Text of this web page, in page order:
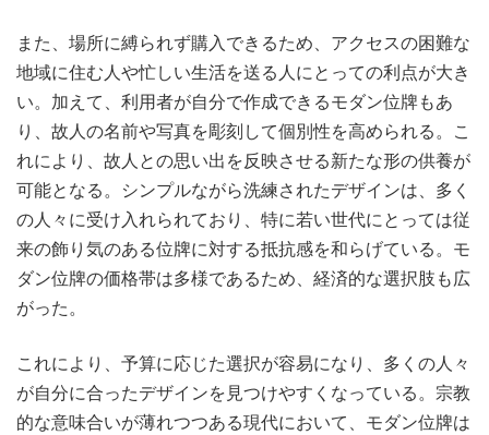
また、場所に縛られず購入できるため、アクセスの困難な
地域に住む人や忙しい生活を送る人にとっての利点が大き
い。加えて、利用者が自分で作成できるモダン位牌もあ
り、故人の名前や写真を彫刻して個別性を高められる。こ
れにより、故人との思い出を反映させる新たな形の供養が
可能となる。シンプルながら洗練されたデザインは、多く
の人々に受け入れられており、特に若い世代にとっては従
来の飾り気のある位牌に対する抵抗感を和らげている。モ
ダン位牌の価格帯は多様であるため、経済的な選択肢も広
がった。
これにより、予算に応じた選択が容易になり、多くの人々
が自分に合ったデザインを見つけやすくなっている。宗教
的な意味合いが薄れつつある現代において、モダン位牌は